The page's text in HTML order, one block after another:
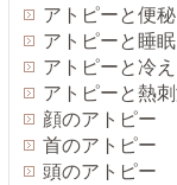
アトピーと便
アトピーと睡眠
アトピーと冷え
アトピーと熱
顔のアトピー
首のアトピー
頭のアトピー